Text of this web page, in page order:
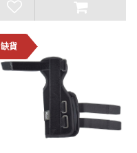
缺貨